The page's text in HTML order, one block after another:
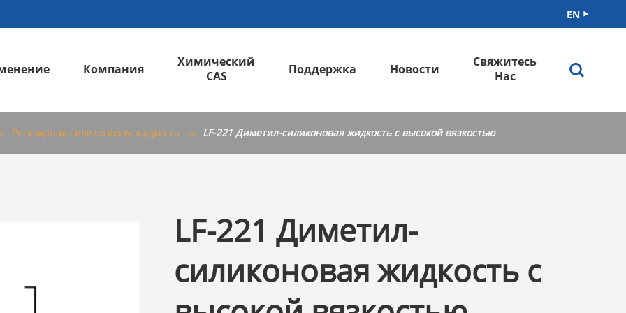
EN 
Компания
Химический
CAS
Поддержка Новости
Свяжитесь
Нас

Регулярная силиконовая жидкость LF-221 Диметил-силиконовая жидкость с высокой вязкостью
LF-221 Диметил-
силиконовая жидкость с